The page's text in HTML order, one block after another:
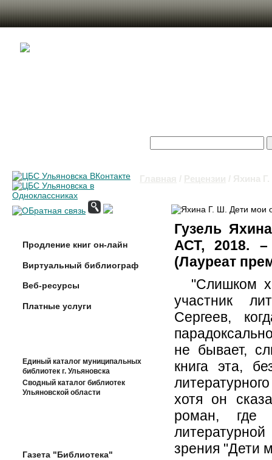
Главная / Рецензии / Яхина
Продление книг он-лайн
Виртуальный библиограф
Веб-ресурсы
Платные услуги
Единый каталог муниципальных
библиотек г. Ульяновска
Сводный каталог библиотек
Ульяновской области
Газета "Библиотека"
Гузель
АСТ, 2018.
(Лауреат
"Слишком
участник
Сергеев,
не бывает,
книга эта,
хотя он
роман, где
зрения "Дети